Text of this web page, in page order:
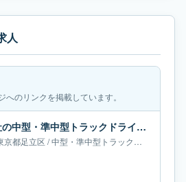
人
のリンクを掲載しています。
サンライン株式会社の中型・準中型トラックドライバー求人｜東京都足立区｜月給55万-65万円
京都足立区 /中型・準中型トラックドライバー